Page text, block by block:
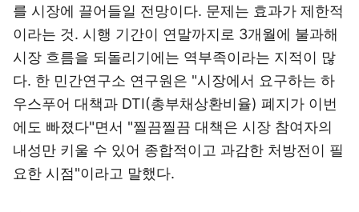
를 시장에 끌어들일 전망이다. 문제는 효과가 제한적
이라는 것. 시행 기간이 연말까지로 3개월에 불과해
시장 흐름을 되돌리기에는 역부족이라는 지적이 많
다. 한 민간연구소 연구원은 "시장에서 요구하는 하
우스푸어 대책과 DTI(총부채상환비율) 폐지가 이번
에도 빠졌다"면서 "찔끔찔끔 대책은 시장 참여자의
내성만 키울 수 있어 종합적이고 과감한 처방전이 필
요한 시점"이라고 말했다.